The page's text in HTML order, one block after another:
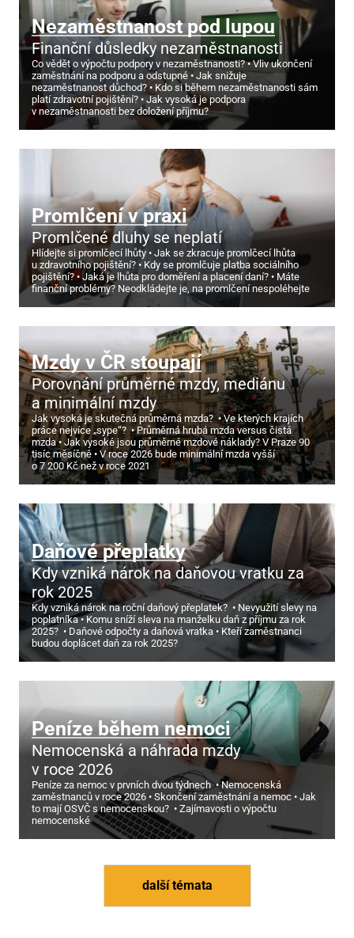
Nezaměstnanost pod lupou
Finanční důsledky nezaměstnanosti
Co vědět o výpočtu podpory v nezaměstnanosti?
Vliv ukončení
zaměstnání na podporu a odstupné
Jak snižuje
nezaměstnanost důchod?
Kdo si během nezaměstnanosti sám
platí zdravotní pojištění?
Jak vysoká je podpora
v nezaměstnanosti bez doložení příjmu?
Promlčení v praxi
Promlčené dluhy se neplatí
Hlídejte si promlčecí lhůty
Jak se zkracuje promlčecí lhůta
u zdravotního pojištění?
Kdy se promlčuje platba sociálního
pojištění?
Jaká je lhůta pro doměření a placení daní?
Máte
finanční problémy? Neodkládejte je, na promlčení nespoléhejte
Mzdy v ČR stoupají
Porovnání průměrné mzdy, mediánu
a minimální mzdy
Jak vysoká je skutečná průměrná mzda?
Ve kterých krajích
práce nejvíce „sype“?
Průměrná hrubá mzda versus čistá
mzda
Jak vysoké jsou průměrné mzdové náklady? V Praze 90
tisíc měsíčně
V roce 2026 bude minimální mzda vyšší
o 7 200 Kč než v roce 2021
Daňové přeplatky
Kdy vzniká nárok na daňovou vratku za
rok 2025
Kdy vzniká nárok na roční daňový přeplatek?
Nevyužití slevy na
poplatníka
Komu sníží sleva na manželku daň z příjmu za rok
2025?
Daňové odpočty a daňová vratka
Kteří zaměstnanci
budou doplácet daň za rok 2025?
Peníze během nemoci
Nemocenská a náhrada mzdy
v roce 2026
Peníze za nemoc v prvních dvou týdnech
Nemocenská
zaměstnanců v roce 2026
Skončení zaměstnání a nemoc
Jak
to mají OSVČ s nemocenskou?
Zajímavosti o výpočtu
nemocenské
další témata